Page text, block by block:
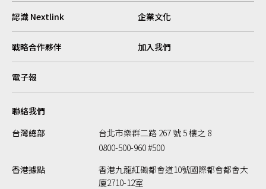
認識 Nextlink 企業文化
戰略合作夥伴 加入我們
電子報
聯絡我們
台灣總部
台北市樂群二路 267 號 5 樓之 8
0800-500-960 #500
香港據點
香港九龍紅磡都會道10號國際都會都會大
廈2710-12室